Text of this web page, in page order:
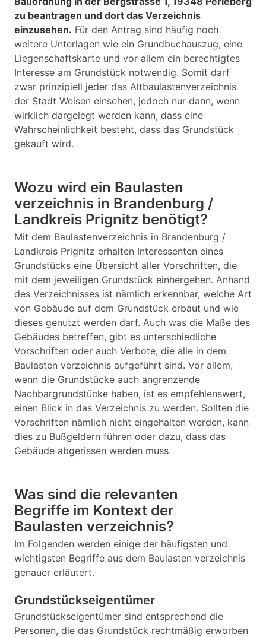
zu beantragen und dort das Verzeichnis
einzusehen. Für den Antrag sind häufig noch
weitere Unterlagen wie ein Grundbuchauszug, eine
Liegenschaftskarte und vor allem ein berechtigtes
Interesse am Grundstück notwendig. Somit darf
zwar prinzipiell jeder das Altbaulastenverzeichnis
der Stadt Weisen einsehen, jedoch nur dann, wenn
wirklich dargelegt werden kann, dass eine
Wahrscheinlichkeit besteht, dass das Grundstück
gekauft wird.
Wozu wird ein Baulasten
verzeichnis in Brandenburg /
Landkreis Prignitz benötigt?
Mit dem Baulastenverzeichnis in Brandenburg /
Landkreis Prignitz erhalten Interessenten eines
Grundstücks eine Übersicht aller Vorschriften, die
mit dem jeweiligen Grundstück einhergehen. Anhand
des Verzeichnisses ist nämlich erkennbar, welche Art
von Gebäude auf dem Grundstück erbaut und wie
dieses genutzt werden darf. Auch was die Maße des
Gebäudes betreffen, gibt es unterschiedliche
Vorschriften oder auch Verbote, die alle in dem
Baulasten verzeichnis aufgeführt sind. Vor allem,
wenn die Grundstücke auch angrenzende
Nachbargrundstücke haben, ist es empfehlenswert,
einen Blick in das Verzeichnis zu werden. Sollten die
Vorschriften nämlich nicht eingehalten werden, kann
dies zu Bußgeldern führen oder dazu, dass das
Gebäude abgerissen werden muss.
Was sind die relevanten
Begriffe im Kontext der
Baulasten verzeichnis?
Im Folgenden werden einige der häufigsten und
wichtigsten Begriffe aus dem Baulasten verzeichnis
genauer erläutert.
Grundstückseigentümer
Grundstückseigentümer sind entsprechend die
Personen, die das Grundstück rechtmäßig erworben